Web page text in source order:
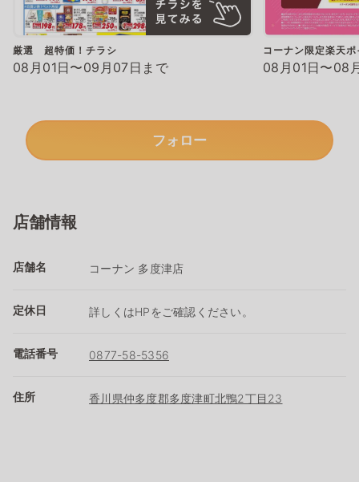
厳選 超特価！チラシ
08月01日〜09月07日まで
コーナン限定楽天
08月01日〜08
フォロー
店舗情報
店舗名 コーナン 多度津店
定休日 詳しくはHPをご確認ください。
電話番号 0877-58-5356
住所 香川県仲多度郡多度津町北鴨2丁目23